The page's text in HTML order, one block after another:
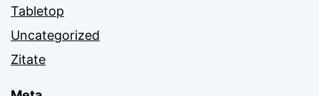
Tabletop
Uncategorized
Zitate